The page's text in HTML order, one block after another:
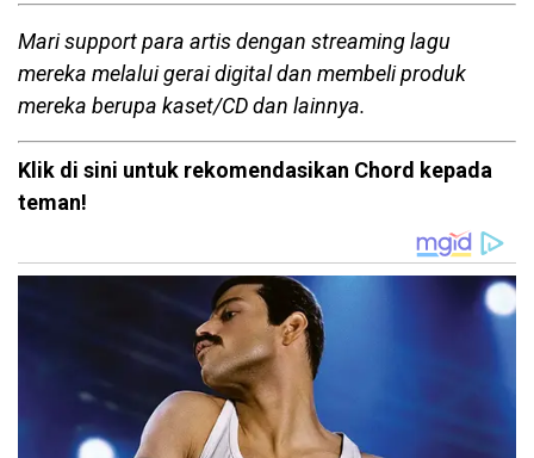
Mari support para artis dengan streaming lagu
mereka melalui gerai digital dan membeli produk
mereka berupa kaset/CD dan lainnya.
Klik di sini untuk rekomendasikan Chord kepada
teman!